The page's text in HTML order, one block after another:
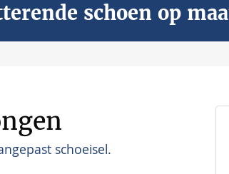
schoen op
schoeisel.